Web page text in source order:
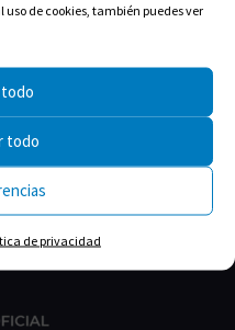
de cookies, también puedes ver
todo
de privacidad